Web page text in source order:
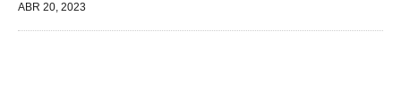
ABR 20, 2023